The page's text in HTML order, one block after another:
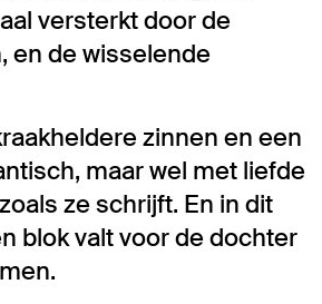
versterkt door de
en de wisselende
zinnen en een
maar wel met liefde
ze schrijft. En in dit
blok valt voor de dochter